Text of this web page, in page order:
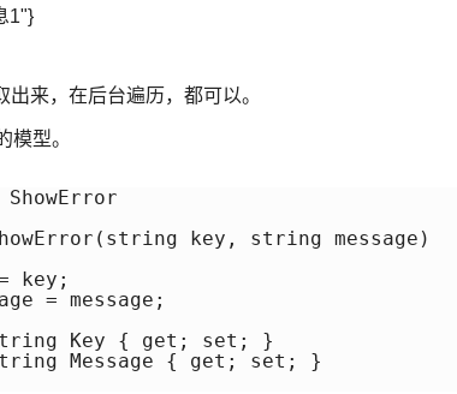
1"}
来，在后台遍历，都可以。
模型。
ShowError
key, string message)
key;
= message;
Key { get; set; }
Message { get; set; }